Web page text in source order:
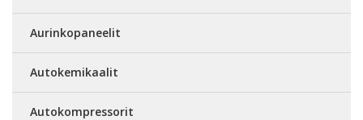
Aurinkopaneelit
Autokemikaalit
Autokompressorit